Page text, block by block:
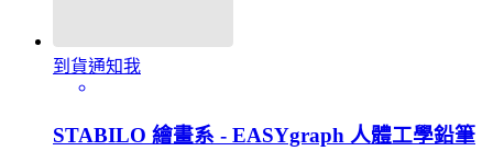
到貨通知我
STABILO 繪畫系 - EASYgraph 人體工學鉛筆